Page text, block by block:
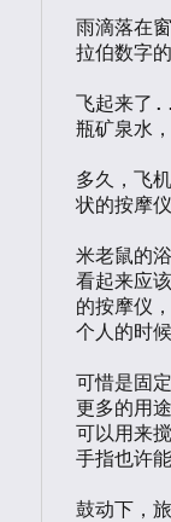
雨滴落在
拉伯数字
飞起来了
瓶矿泉水
多久，飞
状的按摩
米老鼠的
看起来应
的按摩仪
个人的时
可惜是固
更多的用
可以用来
手指也许
鼓动下，